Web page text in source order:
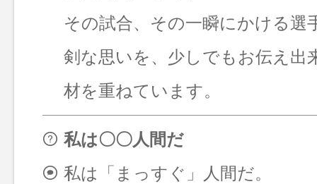
その試合、その一瞬にかける選
剣な思いを、少しでもお伝え出
材を重ねています。
私は〇〇人間だ
私は「まっすぐ」人間だ。